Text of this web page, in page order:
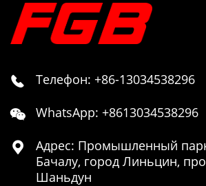
 Телефон: +86-13034538296
 WhatsApp: +8613034538296

Адрес: Промышленный
Бачалу, город Линьцин,
Шаньдун